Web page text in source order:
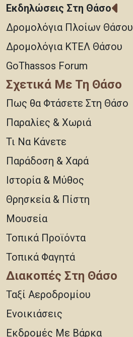
Εκδηλώσεις Στη Θάσο
Δρομολόγια Πλοίων Θάσου
Δρομολόγια ΚΤΕΛ Θάσου
GoThassos Forum
Σχετικά Με Τη Θάσο
Πως θα Φτάσετε Στη Θάσο
Παραλίες & Χωριά
Τι Να Κάνετε
Παράδοση & Χαρά
Ιστορία & Μύθος
Θρησκεία & Πίστη
Μουσεία
Τοπικά Προϊόντα
Τοπικά Φαγητά
Διακοπές Στη Θάσο
Ταξί Αεροδρομίου
Ενοικιάσεις
Εκδρομές Με Βάρκα